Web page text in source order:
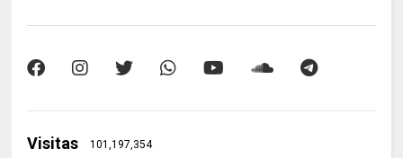
Visitas 101,197,354